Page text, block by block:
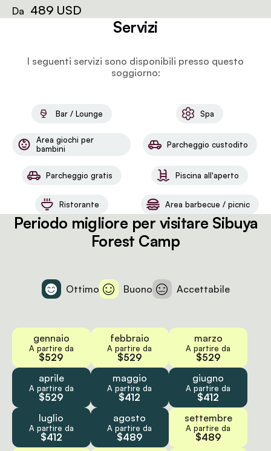
Da 489 USD
Servizi
I seguenti servizi sono disponibili presso questo
soggiorno:
Bar / Lounge Spa
Area giochi per
bambini
Parcheggio custodito
Parcheggio gratis Piscina all'aperto
Ristorante Area barbecue / picnic
Periodo migliore per visitare Sibuya
Forest Camp
Ottimo Buono Accettabile
gennaio
A partire da
$529
febbraio
A partire da
$529
marzo
A partire da
$529
aprile
A partire da
$529
maggio
A partire da
$412
giugno
A partire da
$412
luglio
A partire da
$412
agosto
A partire da
$489
settembre
A partire da
$489